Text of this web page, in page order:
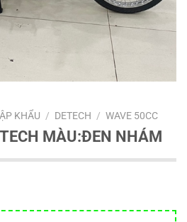
KHẨU / DETECH / WAVE 50CC
MÀU:ĐEN NHÁM